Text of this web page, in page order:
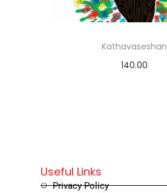
Kathavaseshan
140.00
Useful Links
Privacy Policy